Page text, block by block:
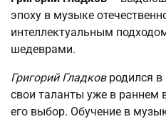
эпоху в музыке
интеллектуальным
шедеврами.
Григорий Гладковродился в
свои таланты уже в раннем
его выбор. Обучение в